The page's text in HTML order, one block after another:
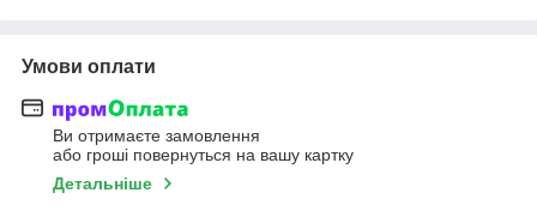
Умови оплати
Ви отримаєте замовлення
або гроші повернуться на вашу картку
Детальніше